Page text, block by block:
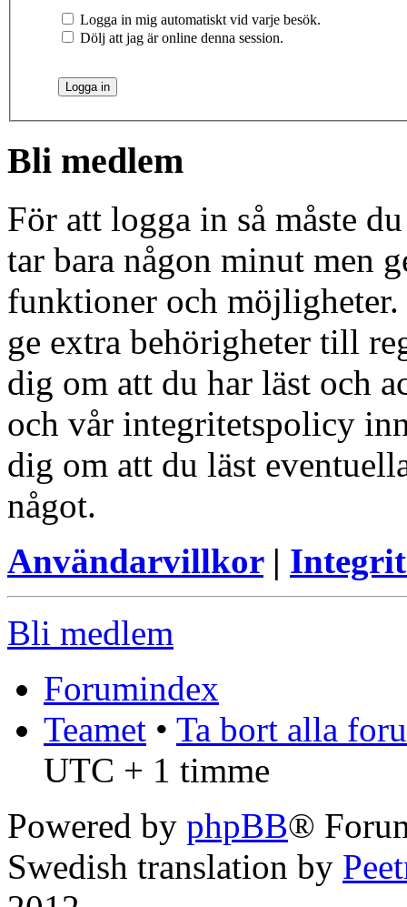
Logga in mig automatiskt vid varje besök.
Dölj att jag är online denna session.
Bli medlem
För att logga in så måste
tar bara någon minut men
funktioner och
ge extra behörigheter till
dig om att du har läst och
och vår integritetspolicy
dig om att du läst
något.
Användarvillkor|
Bli medlem
Forumindex
Teamet • Ta bort alla
UTC + 1 timme
Powered by phpBB®
Swedish translation by